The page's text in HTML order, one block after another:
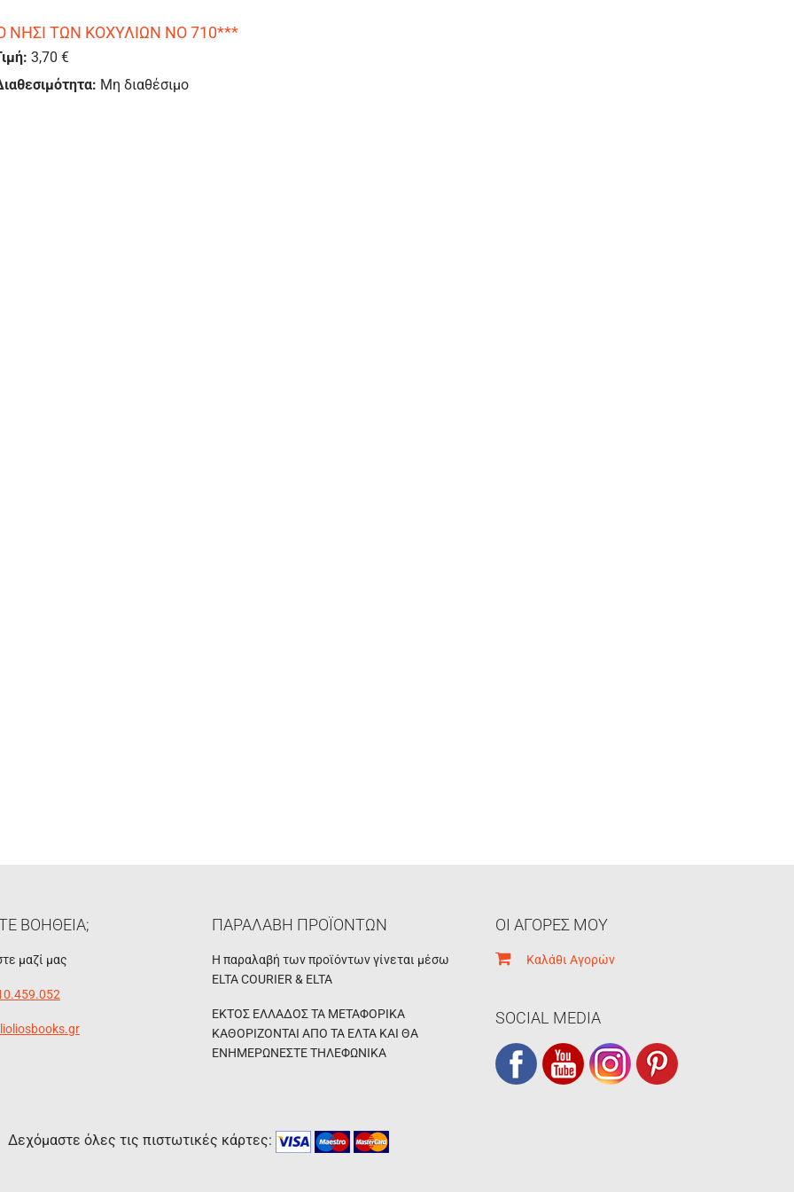
ΝΗΣΙ ΤΩΝ ΚΟΧΥΛΙΩΝ ΝΟ 710***
3,70 €
Μη διαθέσιμο
ΒΟΗΘΕΙΑ;
μαζί μας
ΠΑΡΑΛΑΒΗ ΠΡΟΪΟΝΤΩΝ
Η παραλαβή των προϊόντων γίνεται μέσω
ELTA COURIER & ELTA
ΕΚΤΟΣ ΕΛΛΑΔΟΣ ΤΑ ΜΕΤΑΦΟΡΙΚΑ
ΚΑΘΟΡΙΖΟΝΤΑΙ ΑΠΟ ΤΑ ΕΛΤΑ ΚΑΙ ΘΑ
ΕΝΗΜΕΡΩΝΕΣΤΕ ΤΗΛΕΦΩΝΙΚΑ
ΟΙ ΑΓΟΡΕΣ ΜΟΥ
Καλάθι Αγορών
SOCIAL MEDIA
Δεχόμαστε όλες τις πιστωτικές κάρτες: